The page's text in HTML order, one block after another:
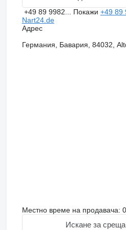
+49 89 9982... Покажи +49 89
Nart24.de
Адрес
Германия, Бавария, 84032,
Местно време на продавача:
Искане за среща